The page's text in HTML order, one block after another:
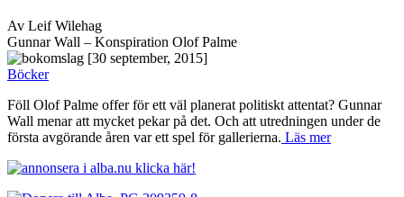
Av Leif Wilehag
Gunnar Wall – Konspiration Olof Palme
[30 september, 2015]
Böcker
Föll Olof Palme offer för ett väl planerat politiskt attentat? Gunnar
Wall menar att mycket pekar på det. Och att utredningen under de
första avgörande åren var ett spel för gallerierna. Läs mer